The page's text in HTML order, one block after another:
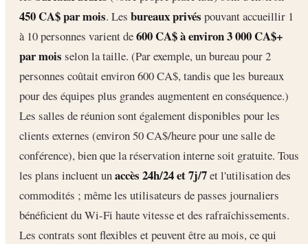
450 CA$ par mois. Les bureaux privés pouvant accueillir 1
à 10 personnes varient de600 CA$ à environ 3 000 CA$+
par mois selon la taille. (Par exemple, un bureau pour 2
personnes coûtait environ 600 CA$, tandis que les bureaux
pour des équipes plus grandes augmentent en conséquence.)
Les salles de réunion sont également disponibles pour les
clients externes (environ 50 CA$/heure pour une salle de
conférence), bien que la réservation interne soit gratuite. Tous
les plans incluent unaccès 24h/24 et 7j/7et l'utilisation des
commodités ; même les utilisateurs de passes journaliers
bénéficient du Wi-Fi haute vitesse et des rafraîchissements.
Les contrats sont flexibles et peuvent être au mois, ce qui